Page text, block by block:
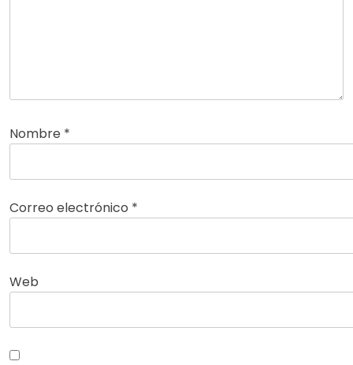
Nombre *
Correo electrónico *
Web